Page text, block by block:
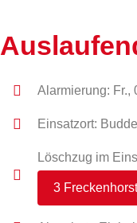
Alarmierung: Fr.,
Einsatzort:
Löschzug im
3 Freckenhorst